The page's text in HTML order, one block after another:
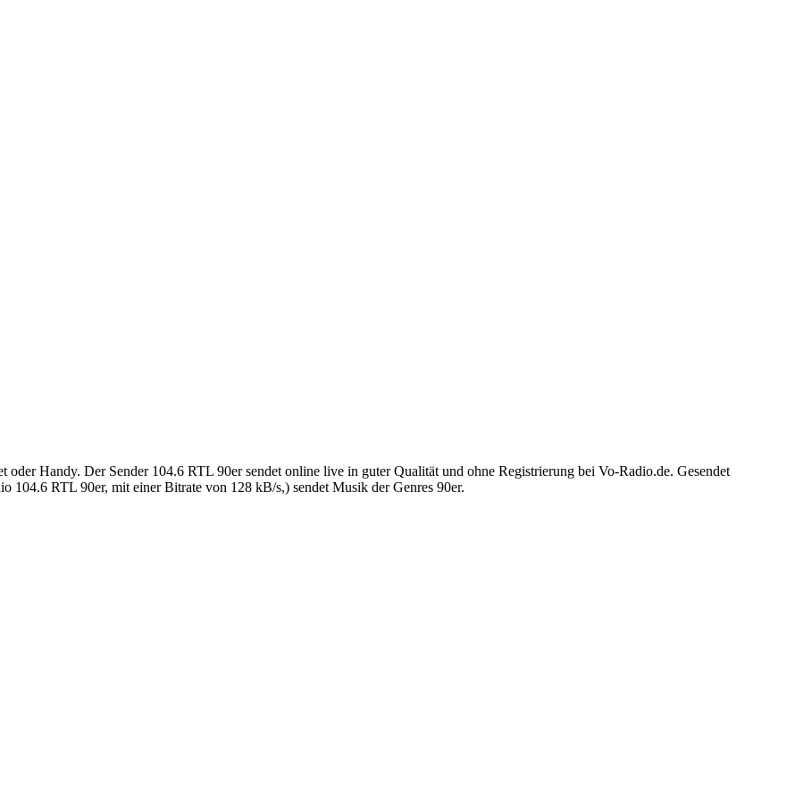
Handy. Der Sender 104.6 RTL 90er sendet online live in guter Qualität und ohne Registrierung bei Vo-Radio.de. Gesendet
104.6 RTL 90er, mit einer Bitrate von 128 kB/s,) sendet Musik der Genres 90er.